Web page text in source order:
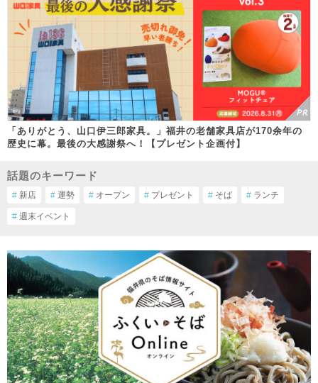
「ありがとう、山口伊三郎家具。」福井の老舗家具店が170余年の
歴史に幕。最後の大感謝祭へ！【プレゼント企画付】
話題のキーワード
# 新店 # 運勢 # オープン # プレゼント # そば # ランチ
# 週末イベント